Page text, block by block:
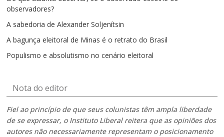
observadores?
A sabedoria de Alexander Soljenítsin
A bagunça eleitoral de Minas é o retrato do Brasil
Populismo e absolutismo no cenário eleitoral
Nota do editor
Fiel ao princípio de que seus colunistas têm ampla liberdade
de se expressar, o Instituto Liberal reitera que as opiniões dos
autores não necessariamente representam o posicionamento